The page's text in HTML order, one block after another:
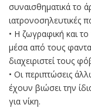
συναισθηματικά το
ιατρονοσηλευτικές
• Η ζωγραφική και
μέσα από τους
διαχειριστεί τους
• Οι περιπτώσεις
έχουν βιώσει την
για νίκη.